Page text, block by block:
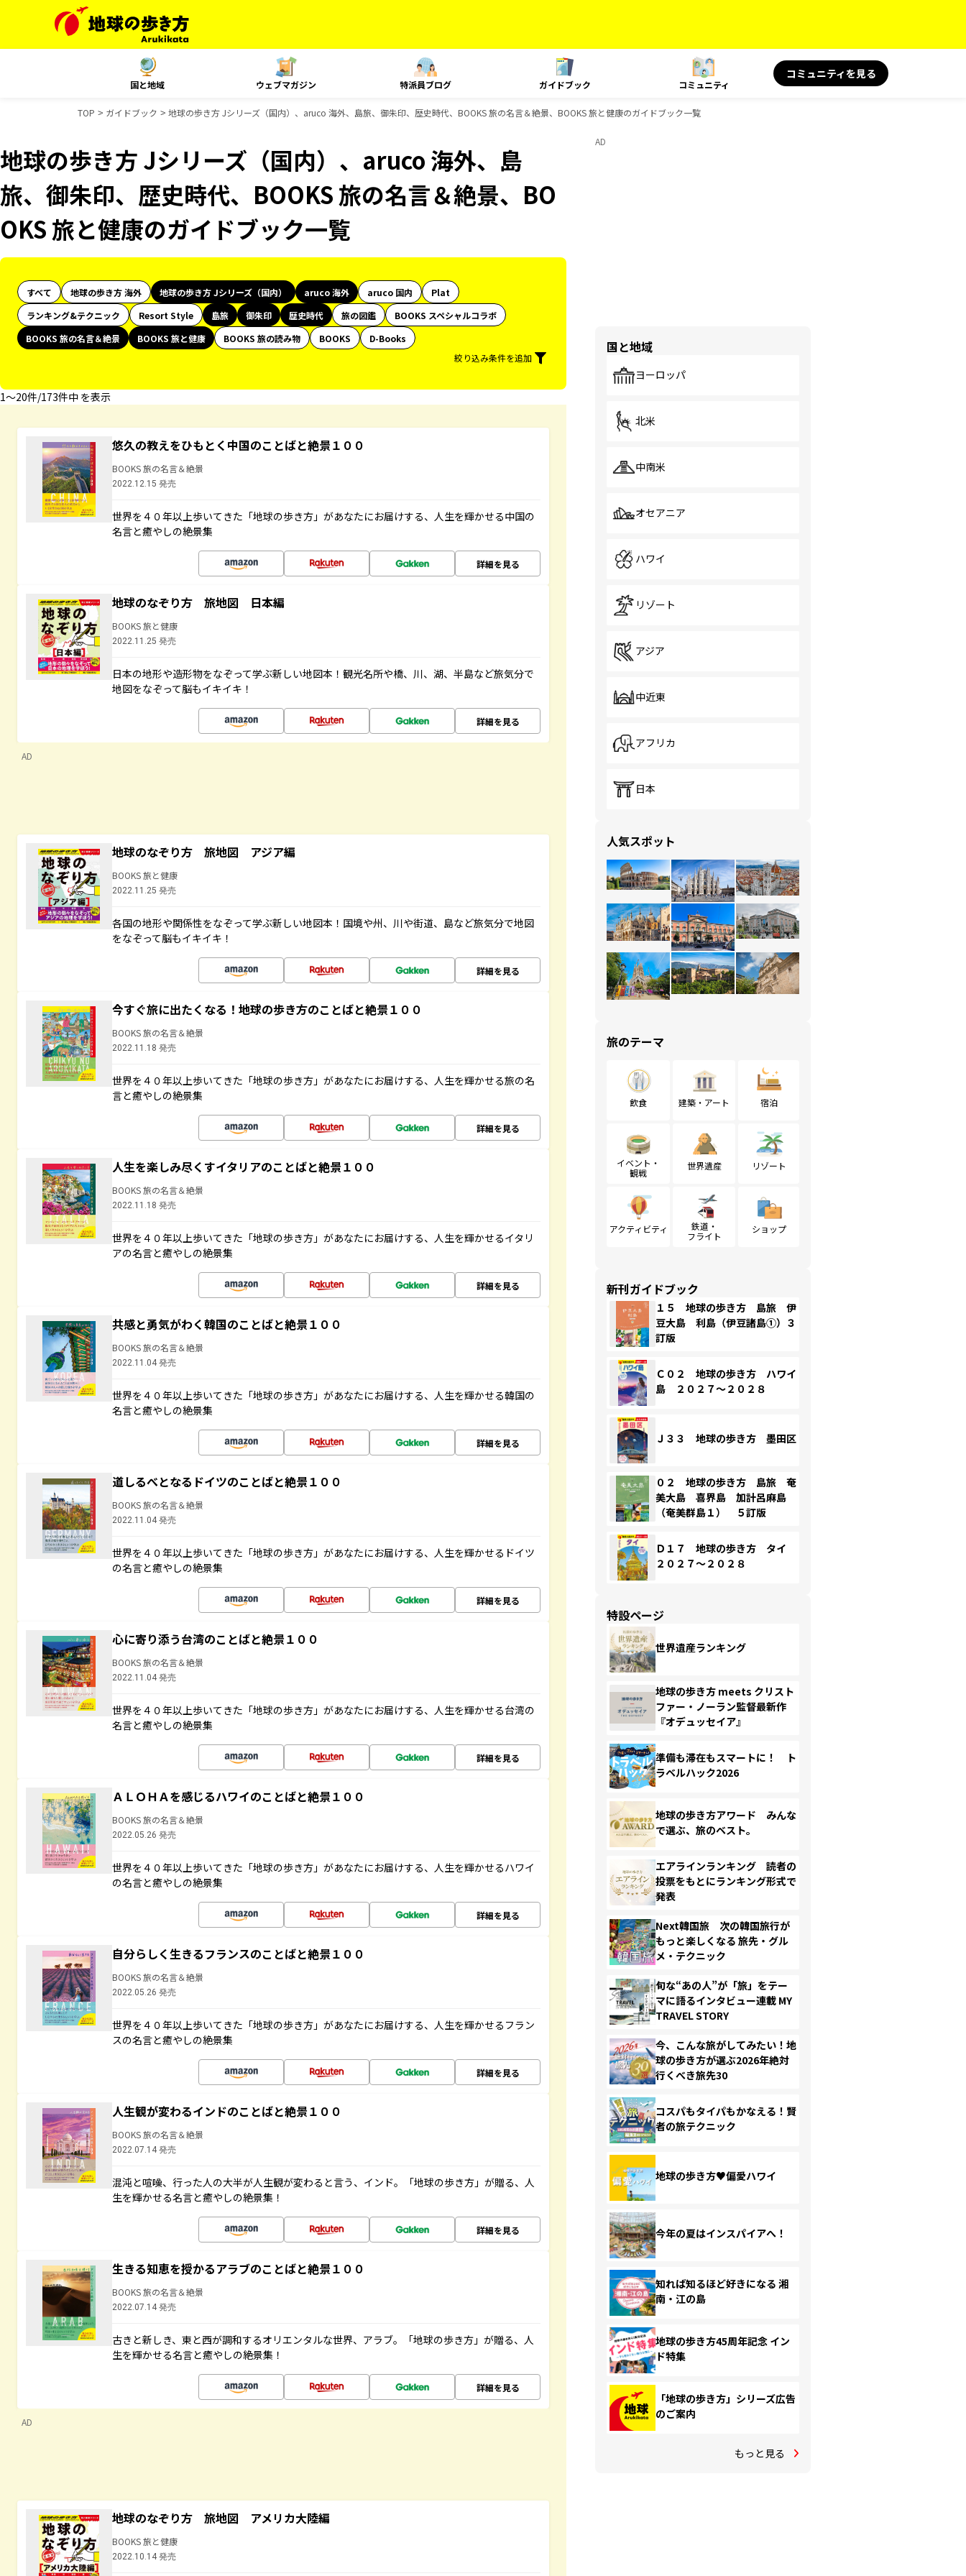
国と地域 ウェブマガジン 特派員ブログ ガイドブック コミュニティ
コミュニティを見る
TOP ガイドブック 地球の歩き方 Jシリーズ（国内）、aruco 海外、島旅、御朱印、歴史時代、BOOKS 旅の名言＆絶景、BOOKS 旅と健康のガイドブック一覧
地球の歩き方 Jシリーズ（国内）、aruco 海外、島
旅、御朱印、歴史時代、BOOKS 旅の名言＆絶景、BO
OKS 旅と健康のガイドブック一覧
すべて 地球の歩き方 海外 地球の歩き方 Jシリーズ（国内） aruco 海外 aruco 国内
Plat
ランキング&テクニック
Resort Style 島旅 御朱印 歴史時代 旅の図鑑
BOOKS スペシャルコラボ
BOOKS 旅の名言＆絶景
BOOKS 旅と健康 BOOKS 旅の読み物 BOOKS
D-Books
絞り込み条件を追加
1〜20件/173件中 を表示
悠久の教えをひもとく中国のことばと絶景１００
BOOKS 旅の名言＆絶景
2022.12.15 発売
世界を４０年以上歩いてきた「地球の歩き方」があなたにお届けする、人生を輝かせる中国の
名言と癒やしの絶景集
詳細を見る
地球のなぞり方 旅地図 日本編
BOOKS 旅と健康
2022.11.25 発売
日本の地形や造形物をなぞって学ぶ新しい地図本！観光名所や橋、川、湖、半島など旅気分で
地図をなぞって脳もイキイキ！
詳細を見る
AD
地球のなぞり方 旅地図 アジア編
BOOKS 旅と健康
2022.11.25 発売
各国の地形や関係性をなぞって学ぶ新しい地図本！国境や州、川や街道、島など旅気分で地図
をなぞって脳もイキイキ！
詳細を見る
今すぐ旅に出たくなる！地球の歩き方のことばと絶景１００
BOOKS 旅の名言＆絶景
2022.11.18 発売
世界を４０年以上歩いてきた「地球の歩き方」があなたにお届けする、人生を輝かせる旅の名
言と癒やしの絶景集
詳細を見る
人生を楽しみ尽くすイタリアのことばと絶景１００
BOOKS 旅の名言＆絶景
2022.11.18 発売
世界を４０年以上歩いてきた「地球の歩き方」があなたにお届けする、人生を輝かせるイタリ
アの名言と癒やしの絶景集
詳細を見る
共感と勇気がわく韓国のことばと絶景１００
BOOKS 旅の名言＆絶景
2022.11.04 発売
世界を４０年以上歩いてきた「地球の歩き方」があなたにお届けする、人生を輝かせる韓国の
名言と癒やしの絶景集
詳細を見る
道しるべとなるドイツのことばと絶景１００
BOOKS 旅の名言＆絶景
2022.11.04 発売
世界を４０年以上歩いてきた「地球の歩き方」があなたにお届けする、人生を輝かせるドイツ
の名言と癒やしの絶景集
詳細を見る
心に寄り添う台湾のことばと絶景１００
BOOKS 旅の名言＆絶景
2022.11.04 発売
世界を４０年以上歩いてきた「地球の歩き方」があなたにお届けする、人生を輝かせる台湾の
名言と癒やしの絶景集
詳細を見る
ＡＬＯＨＡを感じるハワイのことばと絶景１００
BOOKS 旅の名言＆絶景
2022.05.26 発売
世界を４０年以上歩いてきた「地球の歩き方」があなたにお届けする、人生を輝かせるハワイ
の名言と癒やしの絶景集
詳細を見る
自分らしく生きるフランスのことばと絶景１００
BOOKS 旅の名言＆絶景
2022.05.26 発売
世界を４０年以上歩いてきた「地球の歩き方」があなたにお届けする、人生を輝かせるフラン
スの名言と癒やしの絶景集
詳細を見る
人生観が変わるインドのことばと絶景１００
BOOKS 旅の名言＆絶景
2022.07.14 発売
混沌と喧噪、行った人の大半が人生観が変わると言う、インド。「地球の歩き方」が贈る、人
生を輝かせる名言と癒やしの絶景集！
詳細を見る
生きる知恵を授かるアラブのことばと絶景１００
BOOKS 旅の名言＆絶景
2022.07.14 発売
古きと新しき、東と西が調和するオリエンタルな世界、アラブ。「地球の歩き方」が贈る、人
生を輝かせる名言と癒やしの絶景集！
詳細を見る
AD
地球のなぞり方 旅地図 アメリカ大陸編
BOOKS 旅と健康
2022.10.14 発売
AD
国と地域
ヨーロッパ
北米
中南米
オセアニア
ハワイ
リゾート
アジア
中近東
アフリカ
日本
人気スポット
旅のテーマ
飲食 建築・アート 宿泊
イベント・
観戦
世界遺産 リゾート
アクティビティ
鉄道・
フライト
ショップ
新刊ガイドブック
１５ 地球の歩き方 島旅 伊
豆大島 利島（伊豆諸島①）３
訂版
Ｃ０２ 地球の歩き方 ハワイ
島 ２０２７～２０２８
Ｊ３３ 地球の歩き方 墨田区
０２ 地球の歩き方 島旅 奄
美大島 喜界島 加計呂麻島
（奄美群島１） ５訂版
Ｄ１７ 地球の歩き方 タイ
２０２７～２０２８
特設ページ
世界遺産ランキング
地球の歩き方 meets クリスト
ファー・ノーラン監督最新作
『オデュッセイア』
準備も滞在もスマートに！ ト
ラベルハック2026
地球の歩き方アワード みんな
で選ぶ、旅のベスト。
エアラインランキング 読者の
投票をもとにランキング形式で
発表
Next韓国旅 次の韓国旅行が
もっと楽しくなる 旅先・グル
メ・テクニック
旬な“あの人”が「旅」をテー
マに語るインタビュー連載 MY
TRAVEL STORY
今、こんな旅がしてみたい！地
球の歩き方が選ぶ2026年絶対
行くべき旅先30
コスパもタイパもかなえる！賢
者の旅テクニック
地球の歩き方♥偏愛ハワイ
今年の夏はインスパイアへ！
知れば知るほど好きになる 湘
南・江の島
地球の歩き方45周年記念 イン
ド特集
「地球の歩き方」シリーズ広告
のご案内
もっと見る